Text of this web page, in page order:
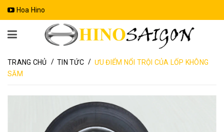
Hoa Hino
TRANG CHỦ / TIN TỨC / ƯU ĐIỂM NỔI TRỘI CỦA LỐP KHÔNG
SĂM